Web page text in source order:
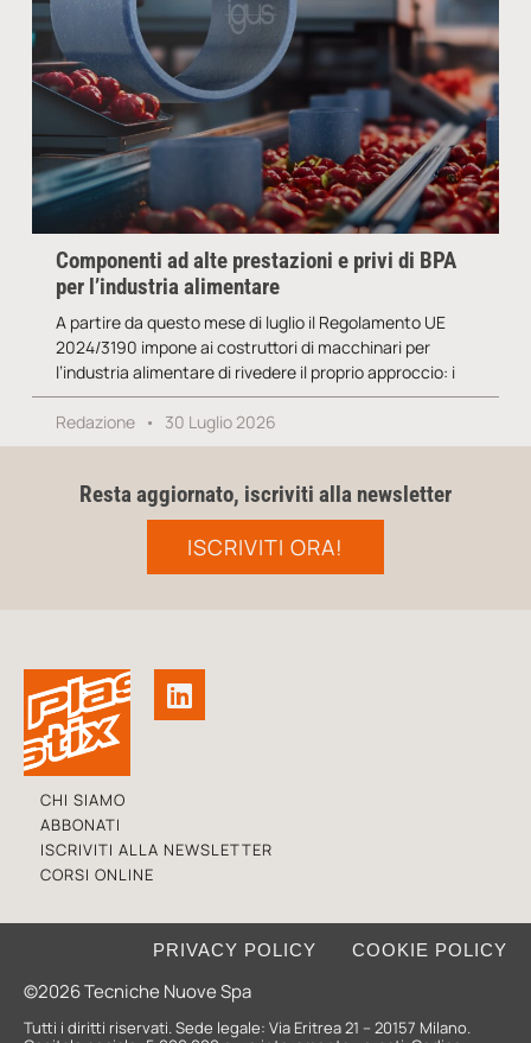
Componenti ad alte prestazioni e privi di BPA
per l’industria alimentare
A partire da questo mese di luglio il Regolamento UE
2024/3190 impone ai costruttori di macchinari per
l’industria alimentare di rivedere il proprio approccio: i
Redazione 30 Luglio 2026
Resta aggiornato, iscriviti alla newsletter
ISCRIVITI ORA!
CHI SIAMO
ABBONATI
ISCRIVITI ALLA NEWSLETTER
CORSI ONLINE
©2026 Tecniche Nuove Spa
PRIVACY POLICY COOKIE POLICY
Tutti i diritti riservati. Sede legale: Via Eritrea 21 – 20157 Milano.